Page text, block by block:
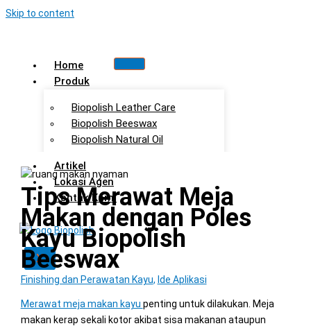
Skip to content
Home
Produk
Biopolish Leather Care
Biopolish Beeswax
Biopolish Natural Oil
Artikel
Lokasi Agen
Kontak Kami
X
Tips Merawat Meja
Makan dengan Poles
Kayu Biopolish
Beeswax
Finishing dan Perawatan Kayu, Ide Aplikasi
Merawat meja makan kayu penting untuk dilakukan. Meja
makan kerap sekali kotor akibat sisa makanan ataupun